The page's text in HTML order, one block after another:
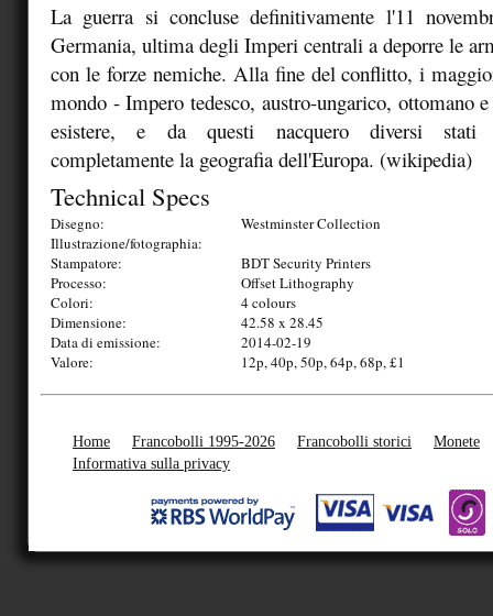
La guerra si concluse definitivamente l'11
Germania, ultima degli Imperi centrali a deporre le
con le forze nemiche. Alla fine del conflitto, i
mondo - Impero tedesco, austro-ungarico, ottomano
esistere, e da questi nacquero diversi stati
completamente la geografia dell'Europa. (wikipedia)
Technical Specs
Disegno:
Westminster Collection
Illustrazione/fotographia:
Stampatore:
BDT Security Printers
Processo:
Offset Lithography
Colori:
4 colours
Dimensione:
42.58 x 28.45
Data di emissione:
2014-02-19
Valore:
12p, 40p, 50p, 64p, 68p, £1
Home Francobolli 1995-2026 Francobolli storici
Monete
Informativa sulla privacy